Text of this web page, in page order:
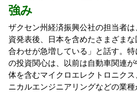
強み
ザクセン州経済振興公社の担当者
資発表後、日本を含めたさまざま
合わせが急増している」と話す。
の投資関心は、以前は自動車関連
体を含むマイクロエレクトロニク
ニカルエンジニアリングなどの業